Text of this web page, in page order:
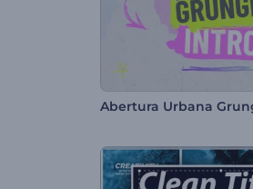
Abertura Urbana